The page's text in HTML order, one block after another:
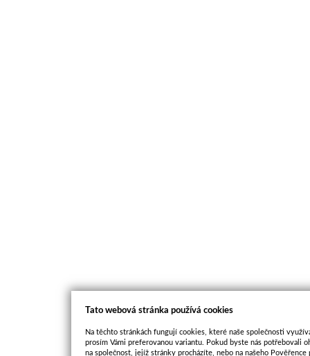
Tato webová stránka používá cookies
Na těchto stránkách fungují cookies, které naše společnosti
prosím Vámi preferovanou variantu. Pokud byste nás potřebovali
na společnost, jejíž stránky procházíte, nebo na našeho